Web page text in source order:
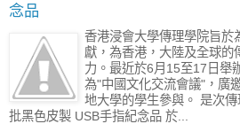
念品
香港浸會大學傳理學院旨於
獻，為香港，大陸及全球的
力。最近於6月15至17日舉
為"中國文化交流會議"，廣
地大學的學生參與。 是次
批黑色皮製 USB手指紀念品 於...